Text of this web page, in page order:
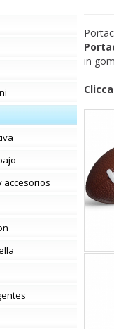
accesorios
in